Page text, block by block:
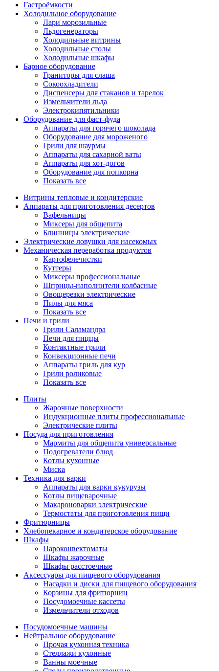
Гастроёмкости
Холодильное оборудование
Лари морозильные
Льдогенераторы
Холодильные витрины
Холодильные столы
Холодильные шкафы
Барное оборудование
Граниторы для слаша
Сокоохладители
Диспенсеры для стаканов и тарелок
Измельчители льда
Электрокипятильники
Оборудование для фаст-фуда
Аппараты для горячего шоколада
Оборудование для мороженого
Грили для шаурмы
Аппараты для сахарной ваты
Аппараты для хот-догов
Оборудование для попкорна
Показать все
Витрины тепловые и кондитерские
Аппараты для приготовления десертов
Вафельницы
Миксеры для общепита
Блинницы электрические
Электрические ловушки для насекомых
Механическая переработка продуктов
Картофелечистки
Куттеры
Миксеры профессиональные
Шприцы-наполнители колбасные
Овощерезки электрические
Пилы для мяса
Показать все
Печи и грили
Грили Саламандра
Печи для пиццы
Контактные грили
Конвекционные печи
Аппараты гриль для кур
Грили роликовые
Показать все
Плиты
Жарочные поверхности
Индукционные плиты профессиональные
Электрические плиты
Посуда для приготовления
Мармиты для общепита универсальные
Подогреватели блюд
Котлы кухонные
Миска
Техника для варки
Аппараты для варки кукурузы
Котлы пищеварочные
Макароноварки электрические
Термостаты для приготовления пищи
Фритюрницы
Хлебопекарное и кондитерское оборудование
Шкафы
Пароконвектоматы
Шкафы жарочные
Шкафы расстоечные
Аксессуары для пищевого оборудования
Насадки и диски для пищевого оборудования
Корзины для фритюрниц
Посудомоечные кассеты
Измельчители отходов
Посудомоечные машины
Нейтральное оборудование
Прочая кухонная техника
Стеллажи кухонные
Ванны моечные